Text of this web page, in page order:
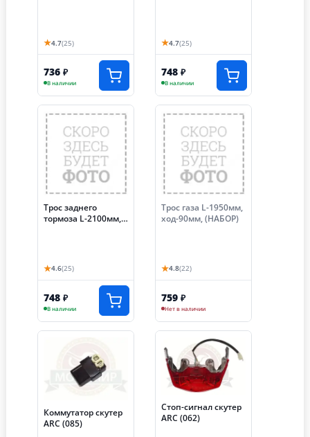
★4.7(25)
736 ₽
В наличии
★4.7(25)
748 ₽
В наличии
Трос заднего
тормоза L-2100мм,
★4.6(25)
748 ₽
В наличии
Трос газа L-1950мм,
ход-90мм, (НАБОР)
★4.8(22)
759 ₽
Нет в наличии
Коммутатор скутер
ARC (085)
Стоп-сигнал скутер
ARC (062)